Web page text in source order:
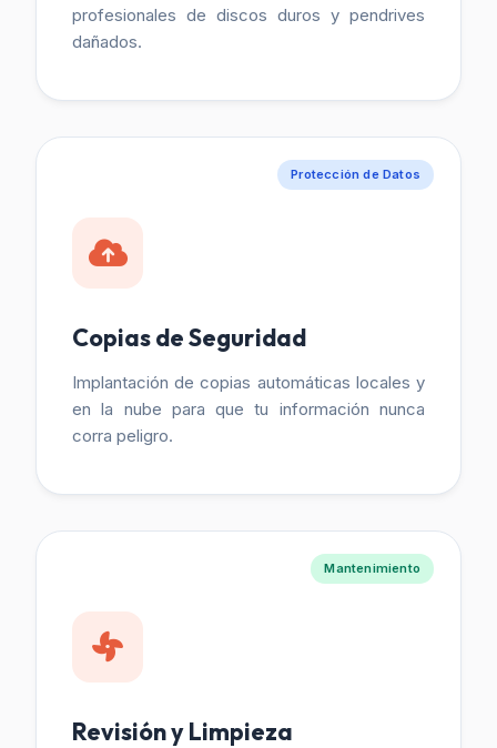
profesionales de discos duros y pendrives
dañados.
Protección de Datos
Copias de Seguridad
Implantación de copias automáticas locales y
en la nube para que tu información nunca
corra peligro.
Mantenimiento
Revisión y Limpieza